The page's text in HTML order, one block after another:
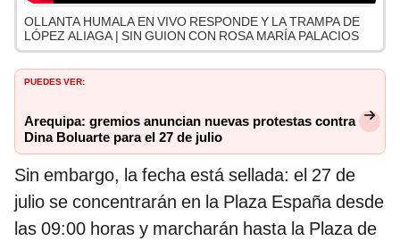
OLLANTA HUMALA EN VIVO RESPONDE Y LA TRAMPA DE
LÓPEZ ALIAGA | SIN GUION CON ROSA MARÍA PALACIOS
PUEDES VER:
Arequipa: gremios anuncian nuevas protestas contra
Dina Boluarte para el 27 de julio
Sin embargo, la fecha está sellada: el 27 de
julio se concentrarán en la Plaza España desde
las 09:00 horas y marcharán hasta la Plaza de